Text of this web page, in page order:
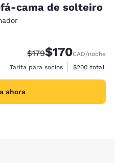
cama de solteiro
Tarifa tachada:
$179Tarifa reducida:
$170CAD/noche
Tarifa para socios
Ver detalles
$200 total
ahora